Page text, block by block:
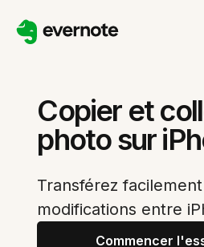
Copier et
photo sur
Transférez
modifications entre
Commencer